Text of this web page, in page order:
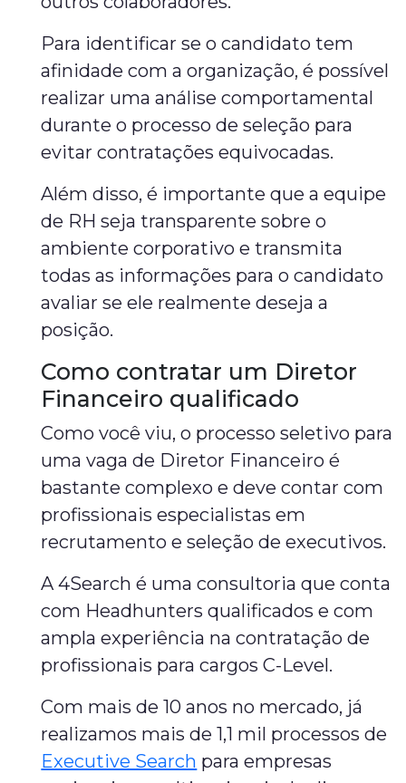
Para identificar se o candidato tem
afinidade com a organização, é possível
realizar uma análise comportamental
durante o processo de seleção para
evitar contratações equivocadas.
Além disso, é importante que a equipe
de RH seja transparente sobre o
ambiente corporativo e transmita
todas as informações para o candidato
avaliar se ele realmente deseja a
posição.
Como contratar um Diretor
Financeiro qualificado
Como você viu, o processo seletivo para
uma vaga de Diretor Financeiro é
bastante complexo e deve contar com
profissionais especialistas em
recrutamento e seleção de executivos.
A 4Search é uma consultoria que conta
com Headhunters qualificados e com
ampla experiência na contratação de
profissionais para cargos C-Level.
Com mais de 10 anos no mercado, já
realizamos mais de 1,1 mil processos de
Executive Search para empresas